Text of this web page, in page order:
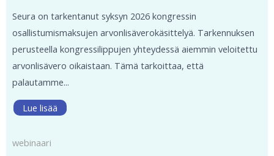
Seura on tarkentanut syksyn 2026 kongressin
osallistumismaksujen arvonlisäverokäsittelyä. Tarkennuksen
perusteella kongressilippujen yhteydessä aiemmin veloitettu
arvonlisävero oikaistaan. Tämä tarkoittaa, että
palautamme...
Lue lisää
webinaari